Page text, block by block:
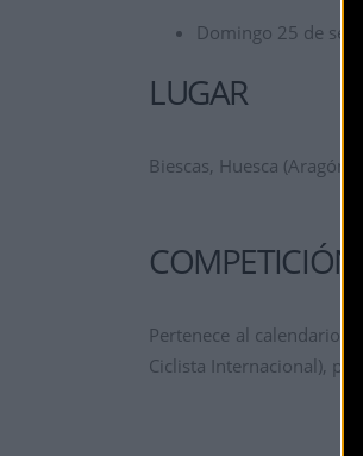
Domingo 25 de
LUGAR
Biescas, Huesca (Aragón,
COMPETICIÓN
Pertenece al calendario
Ciclista Internacional),